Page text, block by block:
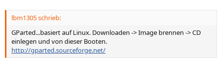
lbm1305 schrieb:
GParted...basiert auf Linux. Downloaden -> Image brennen -> CD
einlegen und von dieser Booten.
http://gparted.sourceforge.net/